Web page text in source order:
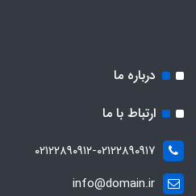
درباره ما
ارتباط با ما
۰۲۱۲۲۸۹۰۹۱۲-۰۲۱۲۲۸۹۰۹۱۷
info@domain.ir